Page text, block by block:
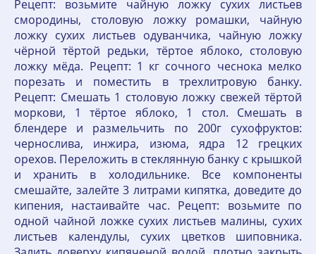
Рецепт: возьмите чайную ложку сухих листьев
смородины, столовую ложку ромашки, чайную
ложку сухих листьев одуванчика, чайную ложку
чёрной тёртой редьки, тёртое яблоко, столовую
ложку мёда. Рецепт: 1 кг сочного чеснока мелко
порезать и поместить в трехлитровую банку.
Рецепт: Смешать 1 столовую ложку свежей тёртой
моркови, 1 тёртое яблоко, 1 стол. Смешать в
блендере и размельчить по 200г сухофруктов:
чернослива, инжира, изюма, ядра 12 грецких
орехов. Переложить в стеклянную банку с крышкой
и хранить в холодильнике. Все компоненты
смешайте, залейте 3 литрами кипятка, доведите до
кипения, настаивайте час. Рецепт: возьмите по
одной чайной ложке сухих листьев малины, сухих
листьев календулы, сухих цветков шиповника.